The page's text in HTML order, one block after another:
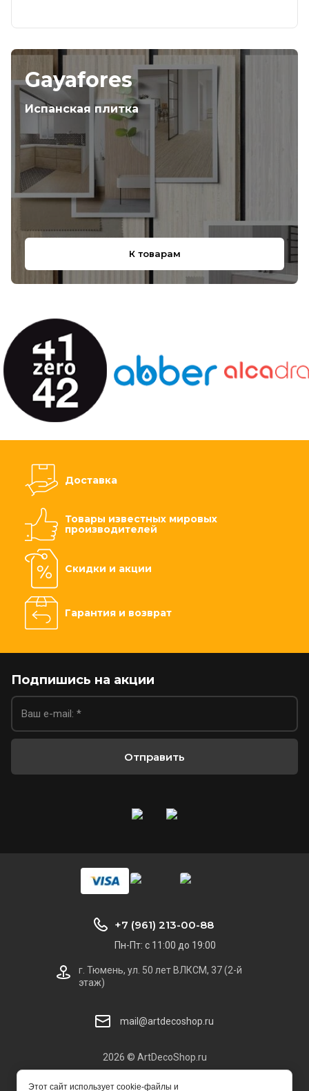
Gayafores
Испанская плитка
К товарам
Доставка
Товары известных мировых
производителей
Скидки и акции
Гарантия и возврат
Подпишись на акции
Отправить
2026 © ArtDecoShop.ru
+7 (961) 213-00-88
Пн-Пт: с 11:00 до 19:00
г. Тюмень, ул. 50 лет ВЛКСМ, 37 (2-й
этаж)
mail@artdecoshop.ru
Этот сайт использует cookie-файлы и